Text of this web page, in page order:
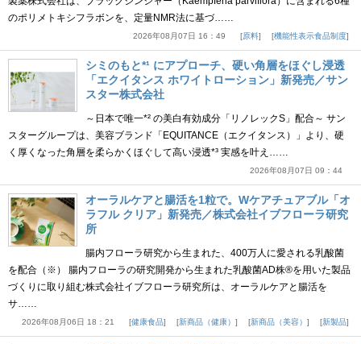
のポリメトキシフラボンを、定量NMR法に基づ……
2026年08月07日 16：49 原料 機能性表示食品制度
シミのもと*¹ にアプローチ、硬い角層をほぐし浸透
「エクイタンス ホワイトローション」新発売／サン
スター株式会社
～日本で唯一*² の美白有効成分「リノレックS」配合～ サン
スターグループは、美容ブランド「EQUITANCE（エクイタンス）」より、硬
く厚くなった角層を柔らかくほぐして高い浸透*³ 実感を叶え……
2026年08月07日 09：44
オーラルケアと腸活を1粒で。Wケアチュアブル「オ
ラフル クリア」新発売／株式会社イブフローラ研究
所
腸内フローラ研究から生まれた、400万人に愛される乳酸菌
を配合（※） 腸内フローラの研究開発から生まれた乳酸菌AD株®を用いた製品
づくりに取り組む株式会社イブフローラ研究所は、オーラルケアと腸活を
サ……
2026年08月06日 18：21 健康食品 新商品（健康） 新商品（美容） 新製品